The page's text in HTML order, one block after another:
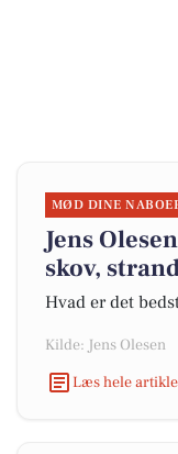
MØD DINE
Jens
skov,
Hvad er det
Kilde: Jens Olesen
Læs hele